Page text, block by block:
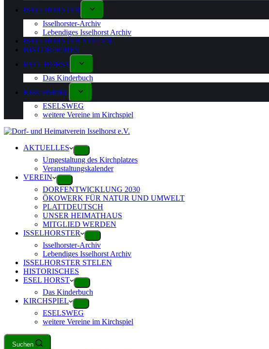
ISSELHORSTER
Isselhorster-Archiv
Lebendiges Isselhorst Archiv
ISSELHORSTER STELEN
HISTORISCHES
ESEL HORST
Das Kinderbuch
KIRCHSPIEL
ESELSWEG
weitere Vereine im Kirchspiel
AKTUELLES
Umgestaltung des Kirchplatzes
Veranstaltungskalender
VEREIN
DORFENTWICKLUNG 2030
ÖKOWERK FÜR NATUR UND UMWELT
PLATTDEUTSCH
UNSER HEIMATHAUS
MITGLIED WERDEN
ISSELHORSTER
Isselhorster-Archiv
Lebendiges Isselhorst Archiv
ISSELHORSTER STELEN
HISTORISCHES
ESEL HORST
Das Kinderbuch
KIRCHSPIEL
ESELSWEG
weitere Vereine im Kirchspiel
Suchen